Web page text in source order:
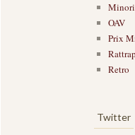
OAV
Prix
Retro
Twitter